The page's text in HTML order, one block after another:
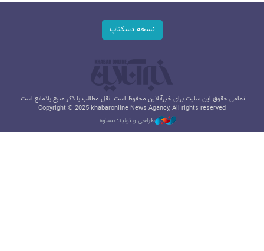
نسخه دسکتاپ
تمامی حقوق این سایت برای خبرآنلاین محفوظ است. نقل مطالب با ذکر منبع بلامانع است.
Copyright © 2025 khabaronline News Agancy, All rights reserved
طراحی و تولید: نستوه